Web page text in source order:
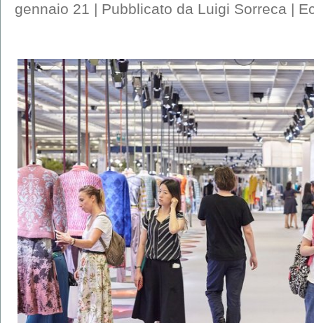
gennaio 21 | Pubblicato da Luigi Sorreca |